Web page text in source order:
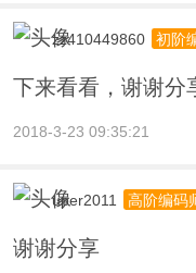
zz410449860 初阶
下来看看，谢谢分
2018-3-23 09:35:21
uper2011 高阶编码
谢谢分享